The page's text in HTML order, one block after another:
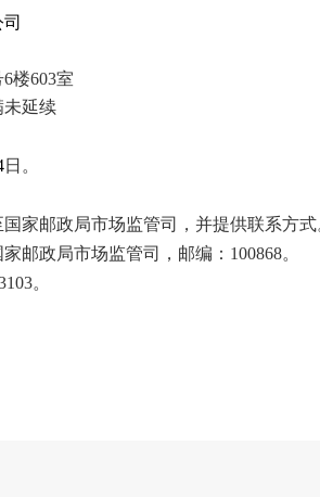
6楼603室
未延续
日。
家邮政局市场监管司，并提供联系方式
邮政局市场监管司，邮编：100868。
。